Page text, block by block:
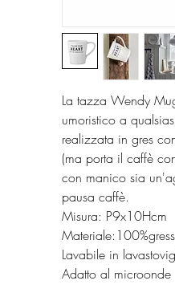
La tazza Wendy
umoristico a
realizzata in gres
(ma porta il caffè
con manico sia
pausa caffè.
Misura: P9x10Hcm
Materiale:100%gress
Lavabile in
Adatto al microonde